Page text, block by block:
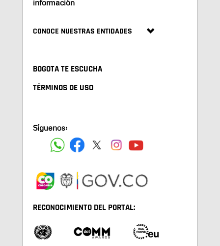
información
CONOCE NUESTRAS ENTIDADES
BOGOTA TE ESCUCHA
TÉRMINOS DE USO
Síguenos:
RECONOCIMIENTO DEL PORTAL: